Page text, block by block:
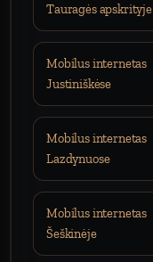
Tauragės apskrityje
Mobilus internetas
Justiniškėse
Mobilus internetas
Lazdynuose
Mobilus internetas
Šeškinėje